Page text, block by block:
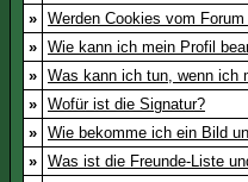
» Werden Cookies vom
» Wie kann ich mein Profil
» Was kann ich tun, wenn ich
» Wofür ist die Signatur?
» Wie bekomme ich ein Bild
» Was ist die Freunde-Liste